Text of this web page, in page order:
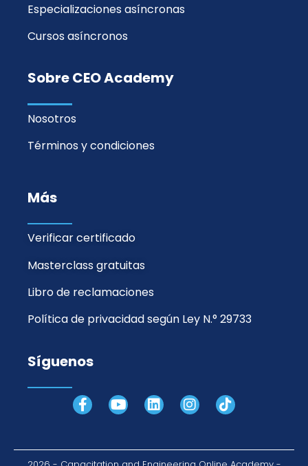
Especializaciones asíncronas
Cursos asíncronos
Sobre CEO Academy
Nosotros
Términos y condiciones
Más
Verificar certificado
Masterclass gratuitas
Libro de reclamaciones
Política de privacidad según Ley N.° 29733
Síguenos
F
a
Y
o
L
i
I
n
T
i